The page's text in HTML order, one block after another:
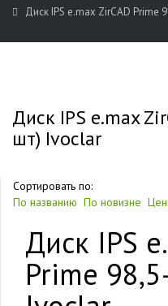
Диск IPS e.max ZirCAD Prime
Диск IPS e.max
шт) Ivoclar
Сортировать по:
По названию По новизне
Диск IPS
Prime